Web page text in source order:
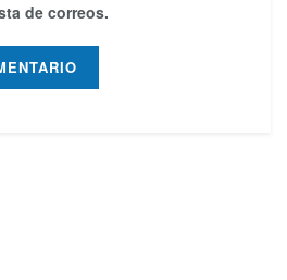
de correos.